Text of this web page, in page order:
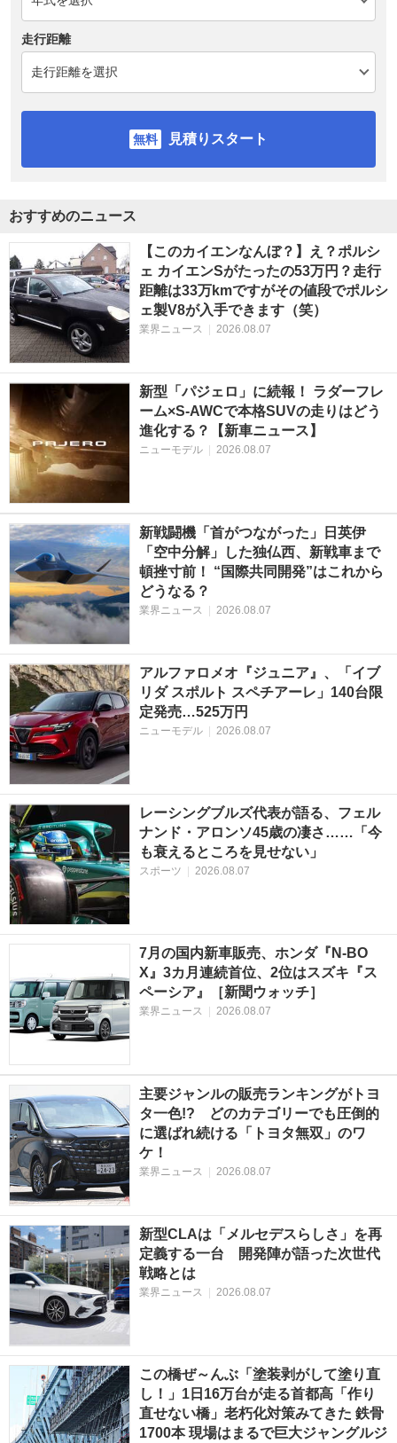
走行距離
見積りスタート
おすすめのニュース
【このカイエンなんぼ？】え？ポルシ
ェ カイエンSがたったの53万円？走行
距離は33万kmですがその値段でポルシ
ェ製V8が入手できます（笑）
業界ニュース 2026.08.07
新型「パジェロ」に続報！ ラダーフレ
ーム×S-AWCで本格SUVの走りはどう
進化する？【新車ニュース】
ニューモデル 2026.08.07
新戦闘機「首がつながった」日英伊
「空中分解」した独仏西、新戦車まで
頓挫寸前！ “国際共同開発”はこれから
どうなる？
業界ニュース 2026.08.07
アルファロメオ『ジュニア』、「イブ
リダ スポルト スペチアーレ」140台限
定発売…525万円
ニューモデル 2026.08.07
レーシングブルズ代表が語る、フェル
ナンド・アロンソ45歳の凄さ……「今
も衰えるところを見せない」
スポーツ 2026.08.07
7月の国内新車販売、ホンダ『N-BO
X』3カ月連続首位、2位はスズキ『ス
ペーシア』［新聞ウォッチ］
業界ニュース 2026.08.07
主要ジャンルの販売ランキングがトヨ
タ一色!? どのカテゴリーでも圧倒的
に選ばれ続ける「トヨタ無双」のワ
ケ！
業界ニュース 2026.08.07
新型CLAは「メルセデスらしさ」を再
定義する一台 開発陣が語った次世代
戦略とは
業界ニュース 2026.08.07
この橋ぜ～んぶ「塗装剥がして塗り直
し！」1日16万台が走る首都高「作り
直せない橋」老朽化対策みてきた 鉄骨
1700本 現場はまるで巨大ジャングルジ